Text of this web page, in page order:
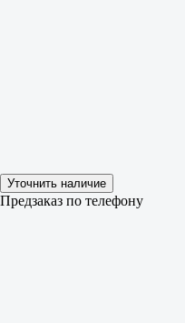
Предзаказ по телефону